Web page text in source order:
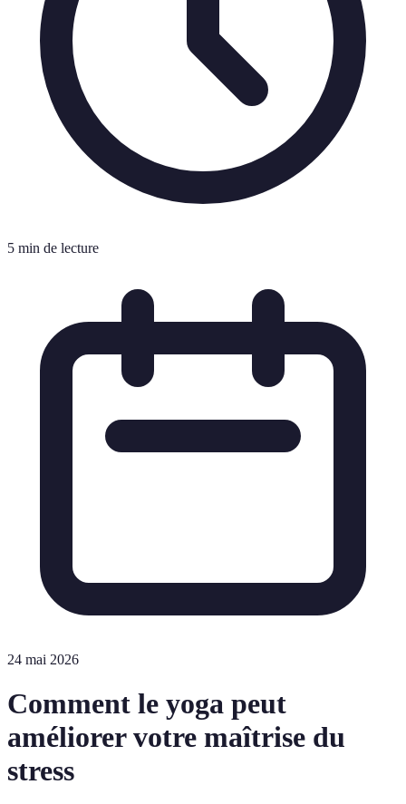
5 min de lecture
24 mai 2026
Comment le yoga peut
améliorer votre maîtrise du
stress